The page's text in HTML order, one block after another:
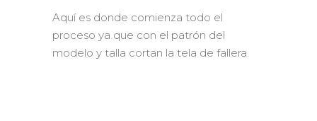
Aquí es donde comienza todo el
proceso ya que con el patrón del
modelo y talla cortan la tela de fallera.